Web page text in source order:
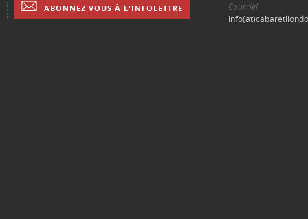
ABONNEZ VOUS À L'INFOLETTRE
Courriel